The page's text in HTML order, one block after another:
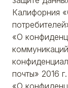
Калифорния
«О
почты» 2016
«О